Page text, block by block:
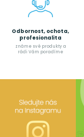
Odbornost, ochota,
profesionalita
známe své produkty a
rádi Vám poradíme